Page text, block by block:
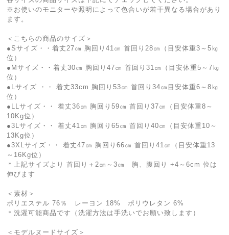
※お使いのモニターや照明によって色合いが若干異なる場合があり
ます。
＜こちらの商品のサイズ＞
●Sサイズ・・着丈27㎝ 胸回り41㎝ 首回り28㎝（目安体重3～5㎏
位）
●Mサイズ・・着丈30㎝ 胸回り47㎝ 首回り31㎝（目安体重5～7㎏
位）
●Lサイズ ・・ 着丈33cm 胸回り53㎝ 首回り34㎝目安体重6～8㎏
位）
●LLサイズ・・ 着丈36㎝ 胸回り59㎝ 首回り37㎝（目安体重8～
10Kg位）
●3Lサイズ・・ 着丈41㎝ 胸回り65㎝ 首回り40㎝（目安体重10～
13Kg位）
●3XLサイズ・・ 着丈47㎝ 胸回り66㎝ 首回り41㎝（目安体重13
～16Kg位）
＊上記サイズより 首回り＋2㎝～3㎝ 胸、腹回り +4～6cm 位は
伸びます
＜素材＞
ポリエステル 76％ レーヨン 18% ポリウレタン 6%
＊洗濯可能商品です（洗濯方法は手洗いでお願い致します）
＜モデルヌードサイズ＞